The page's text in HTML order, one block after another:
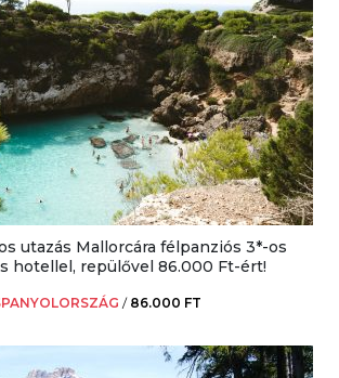
utazás Mallorcára félpanziós 3*-os
hotellel, repülővel 86.000 Ft-ért!
/ 86.000 FT